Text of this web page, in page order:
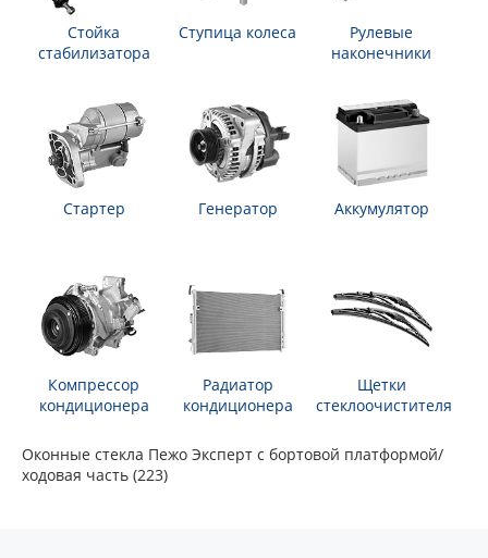
Стойка
стабилизатора
Ступица колеса
Рулевые
наконечники
Стартер Генератор Аккумулятор
Компрессор
кондиционера
Радиатор
кондиционера
Щетки
стеклоочистителя
Оконные стекла Пежо Эксперт c бортовой платформой/
ходовая часть (223)